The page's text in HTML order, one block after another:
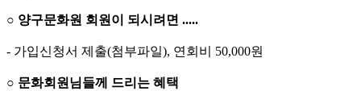
○ 양구문화원 회원이 되시려면 .....
- 가입신청서 제출(첨부파일), 연회비 50,000원
○ 문화회원님들께 드리는 혜택